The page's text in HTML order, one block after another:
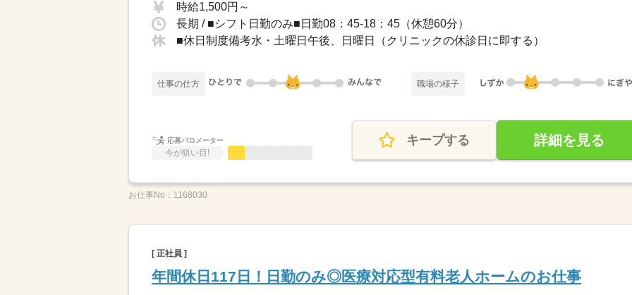
時給1,500円～
長期 / ■シフト日勤のみ■日勤08：45-18：45（休憩60分）
■休日制度備考水・土曜日午後、日曜日（クリニックの休診日に即する）
仕事の仕方 職場の様子
応募バロメーター
今が狙い目!
キープする 詳細を見る
お仕事No： 1168030
[ 正社員 ]
年間休日117日！日勤のみ◎医療対応型有料老人ホームのお仕事